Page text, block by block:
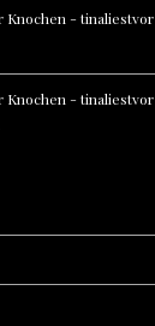
Knochen - tinaliestvor
Knochen - tinaliestvor